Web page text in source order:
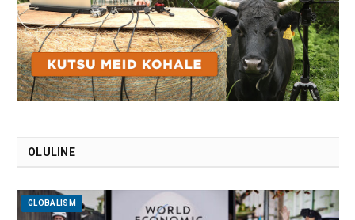
OLULINE
GLOBALISM